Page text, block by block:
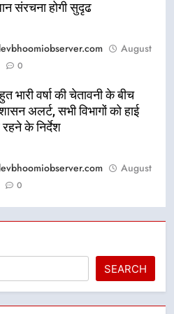
संरचना होगी सुदृढ
August
0
भारी वर्षा की चेतावनी के बीच
अलर्ट, सभी विभागों को हाई
के निर्देश
August
0
SEARCH